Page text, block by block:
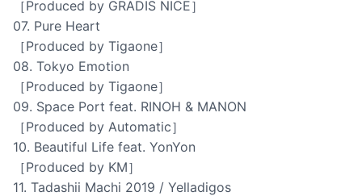
［Produced by GRADIS NICE］
07. Pure Heart
［Produced by Tigaone］
08. Tokyo Emotion
［Produced by Tigaone］
09. Space Port feat. RINOH & MANON
［Produced by Automatic］
10. Beautiful Life feat. YonYon
［Produced by KM］
11. Tadashii Machi 2019 / Yelladigos